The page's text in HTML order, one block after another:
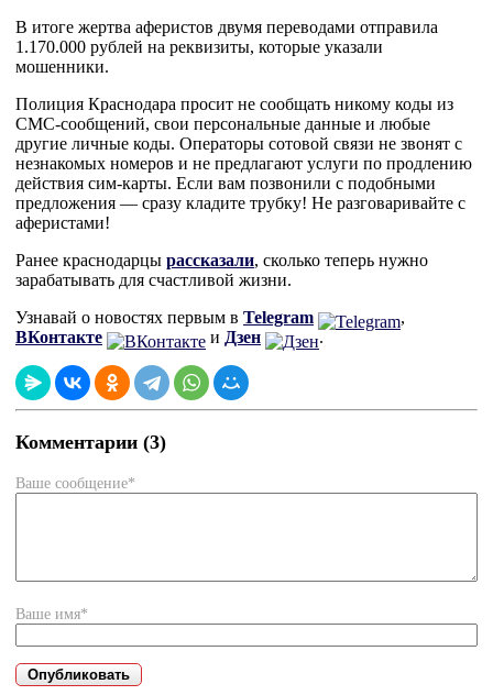
В итоге жертва аферистов двумя переводами отправила
1.170.000 рублей на реквизиты, которые указали
мошенники.
Полиция Краснодара просит не сообщать никому коды из
СМС-сообщений, свои персональные данные и любые
другие личные коды. Операторы сотовой связи не звонят с
незнакомых номеров и не предлагают услуги по продлению
действия сим-карты. Если вам позвонили с подобными
предложения — сразу кладите трубку! Не разговаривайте с
аферистами!
Ранее краснодарцы рассказали, сколько теперь нужно
зарабатывать для счастливой жизни.
Узнавай о новостях первым в Telegram
,
ВКонтакте
и Дзен .
Комментарии (3)
Ваше сообщение*
Ваше имя*